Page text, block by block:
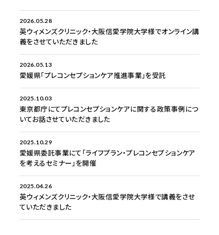
2026.05.28
英ウィメンズクリニック・大阪信愛学院大学様でオンライン講
義をさせていただきました
2026.05.13
愛媛県「プレコンセプションケア推進事業」を受託
2025.10.03
東京都庁にてプレコンセプションケアに関する政策事例につ
いてお話させていただきました
2025.10.29
愛媛県委託事業にて「ライフプラン・プレコンセプションケア
を考えるセミナー」を開催
2025.04.26
英ウィメンズクリニック・大阪信愛学院大学様で講義をさせ
ていただきました